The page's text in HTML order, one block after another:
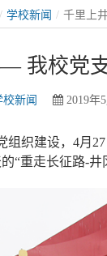
学校新闻 千里上
我校党
校新闻 2019年
织建设，4月
“重走长征路-井